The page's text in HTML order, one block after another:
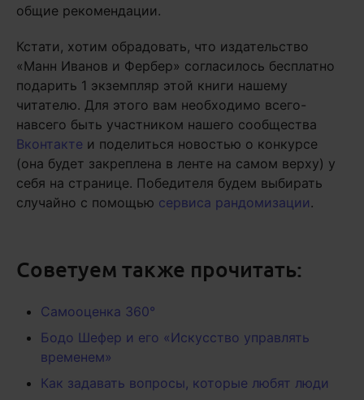
общие рекомендации.
Кстати, хотим обрадовать, что издательство
«Манн Иванов и Фербер» согласилось бесплатно
подарить 1 экземпляр этой книги нашему
читателю. Для этого вам необходимо всего-
навсего быть участником нашего сообщества
Вконтакте и поделиться новостью о конкурсе
(она будет закреплена в ленте на самом верху) у
себя на странице. Победителя будем выбирать
случайно с помощью сервиса рандомизации.
Советуем также прочитать:
Самооценка 360°
Бодо Шефер и его «Искусство управлять
временем»
Как задавать вопросы, которые любят люди